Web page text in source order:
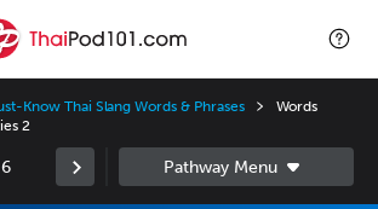
Know Thai Slang Words & Phrases
Words
2